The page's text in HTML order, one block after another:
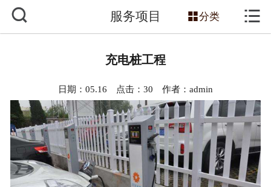
网站首页
主营产品
新闻动态
工程案例
服务项目 分类 


充电桩工程
日期：05.16 点击： 30 作者：admin